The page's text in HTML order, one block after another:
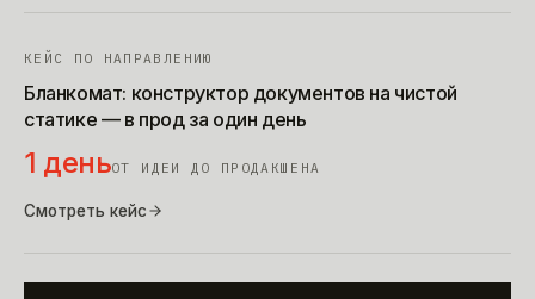
КЕЙС ПО НАПРАВЛЕНИЮ
Бланкомат: конструктор документов на чистой
статике — в прод за один день
1 деньОТ ИДЕИ ДО ПРОДАКШЕНА
Смотреть кейс